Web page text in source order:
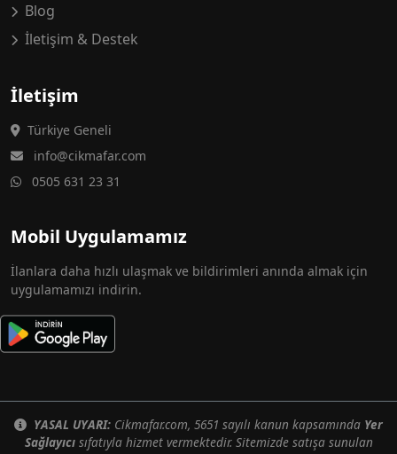
Blog
İletişim & Destek
İletişim
Türkiye Geneli
info@cikmafar.com
0505 631 23 31
Mobil Uygulamamız
İlanlara daha hızlı ulaşmak ve bildirimleri anında almak için
uygulamamızı indirin.
YASAL UYARI: Cikmafar.com, 5651 sayılı kanun kapsamında Yer
Sağlayıcısıfatıyla hizmet vermektedir. Sitemizde satışa sunulan